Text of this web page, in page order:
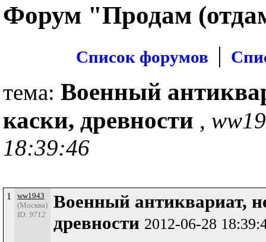
Форум "Продам
Список форумов |
тема: Военный
каски, древности ,
18:39:46
1
ww1943
(Москва)
ID: 9712
Военный антиквариат,
древности 2012-06-28